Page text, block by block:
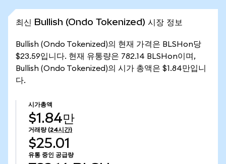
최신 Bullish (Ondo Tokenized) 시장 정보
Bullish (Ondo Tokenized)의 현재 가격은 BLSHon당
$23.59입니다. 현재 유통량은 782.14 BLSHon이며,
Bullish (Ondo Tokenized)의 시가 총액은 $1.84만입니
다.
시가총액
$1.84만
거래량 (24시간)
$25.01
유통 중인 공급량